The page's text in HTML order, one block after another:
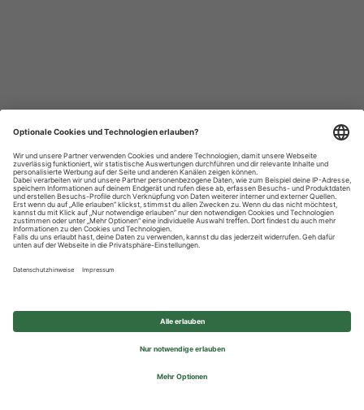
Datenschutzhinweise
Impressum
Privatsphäre-Einstellungen
© 2026 REWE Group - All rights reserved